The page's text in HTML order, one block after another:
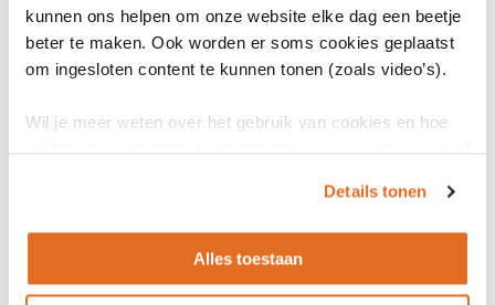
kunnen ons helpen om onze website elke dag een beetje
beter te maken. Ook worden er soms cookies geplaatst
om ingesloten content te kunnen tonen (zoals video’s).
Wil je meer weten over het gebruik van cookies en hoe
Details tonen
Alles toestaan
Wat betekent dit voor de zorg?
Voor zorgverleners, leveranciers en koepelorganisaties biedt dit
in één informatiestandaard.
FHIR-structuur maakt uitwisselingen eenvoudiger, efficiënter
en toekomstbestendiger.